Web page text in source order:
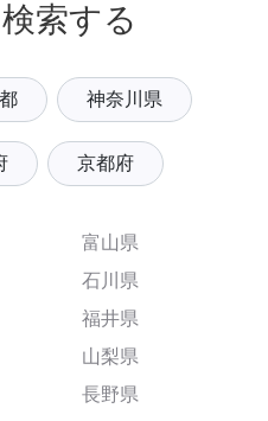
索する
神奈川県
京都府
富山県
石川県
福井県
山梨県
長野県